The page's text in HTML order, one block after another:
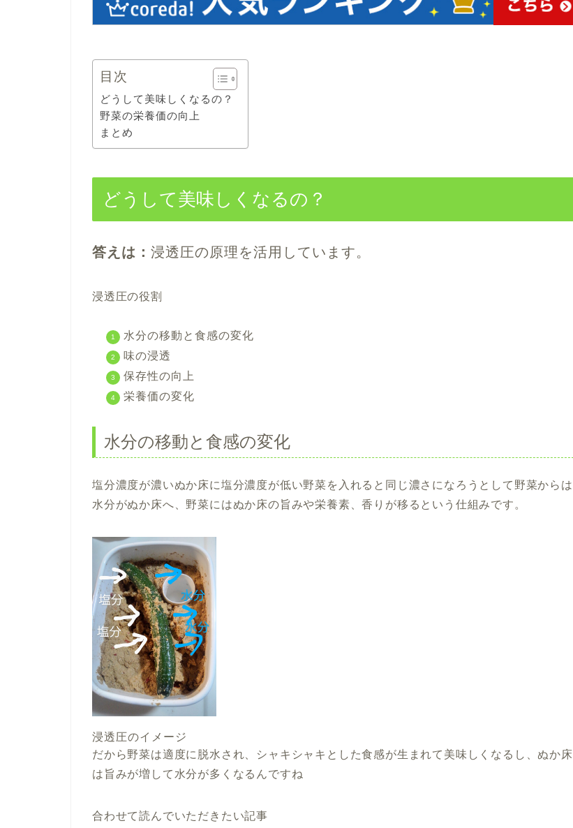
目次
どうして美味しくなるの？
野菜の栄養価の向上
まとめ
どうして美味しくなるの？
答えは： 浸透圧の原理を活用しています。
浸透圧の役割
水分の移動と食感の変化
味の浸透
保存性の向上
栄養価の変化
水分の移動と食感の変化
塩分濃度が濃いぬか床に塩分濃度が低い野菜を入れると 同じ濃さになろうとして野菜からは
水分がぬか床へ、野菜にはぬか床の旨みや栄養素、香りが移る という仕組みです。
浸透圧のイメージ
だから野菜は適度に脱水され、シャキシャキとした食感が生まれて美味しくなるし
ぬか床
は旨みが増して水分が多くなる んですね
合わせて読んでいただきたい記事